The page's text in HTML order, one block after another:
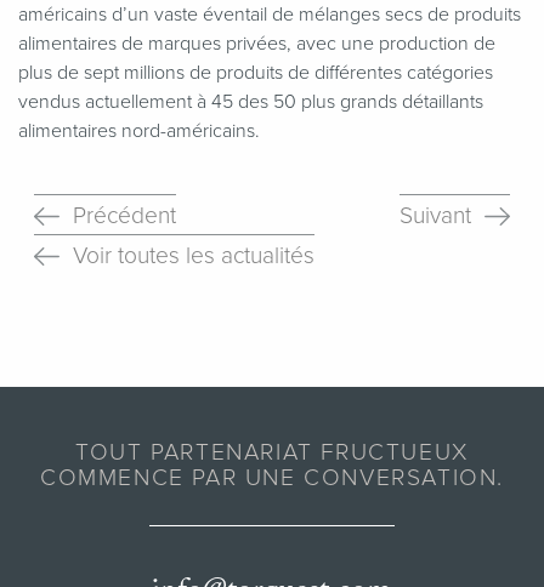
américains d’un vaste éventail de mélanges secs de produits
alimentaires de marques privées, avec une production de
plus de sept millions de produits de différentes catégories
vendus actuellement à 45 des 50 plus grands détaillants
alimentaires nord-américains.
Précédent
Suivant
Voir toutes les actualités
TOUT PARTENARIAT FRUCTUEUX
COMMENCE PAR UNE CONVERSATION.